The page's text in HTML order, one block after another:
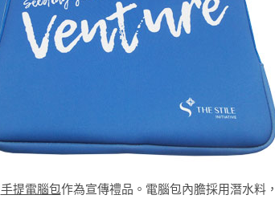
手提電腦包作為宣傳禮品。電腦包內膽採用潛水料